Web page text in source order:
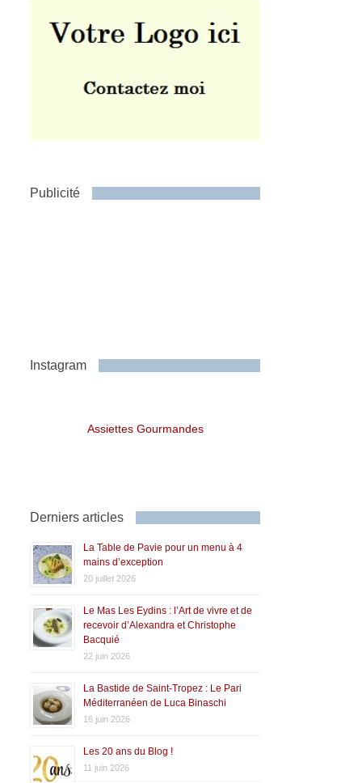
Publicité
Instagram
Assiettes Gourmandes
Derniers articles
La Table de Pavie pour un menu à 4
mains d’exception
20 juillet 2026
Le Mas Les Eydins : l’Art de vivre et de
recevoir d’Alexandra et Christophe
Bacquié
22 juin 2026
La Bastide de Saint-Tropez : Le Pari
Méditerranéen de Luca Binaschi
16 juin 2026
Les 20 ans du Blog !
11 juin 2026